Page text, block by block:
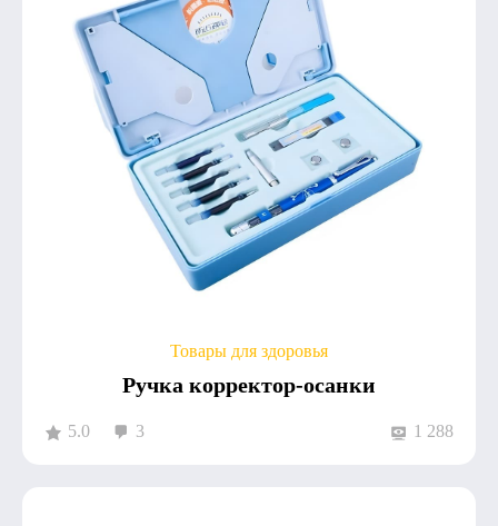
Товары для здоровья
Ручка корректор-осанки
5.0 3 1 288